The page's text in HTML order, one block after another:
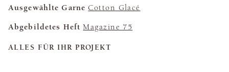
Ausgewählte Garne Cotton Glacé
Abgebildetes Heft Magazine 75
ALLES FÜR IHR PROJEKT